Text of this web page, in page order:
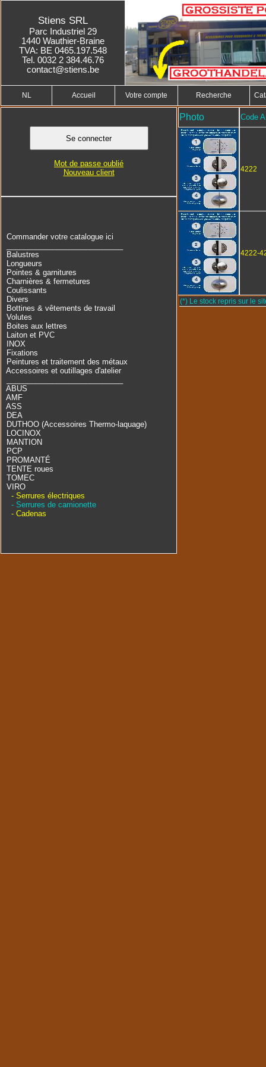
Stiens SRL
Parc Industriel 29
1440 Wauthier-Braine
TVA: BE 0465.197.548
Tel. 0032 2 384.46.76
contact@stiens.be
NL Accueil Votre compte Recherche
Commander votre catalogue ici
Balustres
Longueurs
Pointes & garnitures
Charnières & fermetures
Coulissants
Divers
Bottines & vêtements de travail
Volutes
Boites aux lettres
Laiton et PVC
INOX
Fixations
Peintures et traitement des métaux
Accessoires et outillages d'atelier
ABUS
AMF
ASS
DEA
DUTHOO (Accessoires Thermo-laquage)
LOCINOX
MANTION
PCP
PROMANTÉ
TENTE roues
TOMEC
VIRO
- Serrures électriques
- Serrures de camionette
- Cadenas
Mot de passe oublié
Nouveau client
Photo Code
4222
4222-
(*) Le stock repris sur le